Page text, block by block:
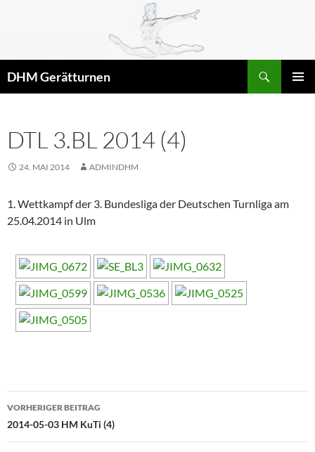
DHM Gerätturnen
DTL 3.BL 2014 (4)
24. MAI 2014 ADMINDHM
1. Wettkampf der 3. Bundesliga der Deutschen Turnliga am
25.04.2014 in Ulm
Beitragsnavigation
VORHERIGER BEITRAG
2014-05-03 HM KuTi (4)